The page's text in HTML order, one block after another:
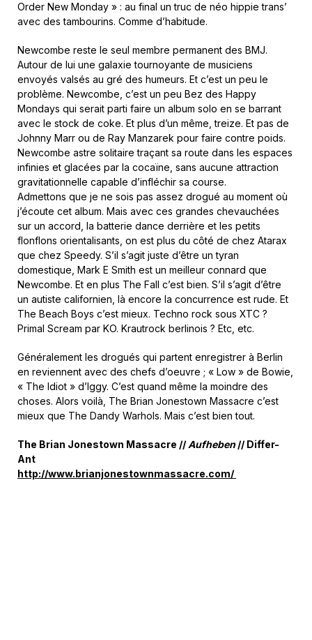
Order New Monday » : au final un truc de néo hippie trans’
avec des tambourins. Comme d’habitude.
Newcombe reste le seul membre permanent des BMJ.
Autour de lui une galaxie tournoyante de musiciens
envoyés valsés au gré des humeurs. Et c’est un peu le
problème. Newcombe, c’est un peu Bez des Happy
Mondays qui serait parti faire un album solo en se barrant
avec le stock de coke. Et plus d’un même, treize. Et pas de
Johnny Marr ou de Ray Manzarek pour faire contre poids.
Newcombe astre solitaire traçant sa route dans les espaces
infinies et glacées par la cocaïne, sans aucune attraction
gravitationnelle capable d’infléchir sa course.
Admettons que je ne sois pas assez drogué au moment où
j’écoute cet album. Mais avec ces grandes chevauchées
sur un accord, la batterie dance derrière et les petits
flonflons orientalisants, on est plus du côté de chez Atarax
que chez Speedy. S’il s’agit juste d’être un tyran
domestique, Mark E Smith est un meilleur connard que
Newcombe. Et en plus The Fall c’est bien. S’il s’agit d’être
un autiste californien, là encore la concurrence est rude. Et
The Beach Boys c’est mieux. Techno rock sous XTC ?
Primal Scream par KO. Krautrock berlinois ? Etc, etc.
Généralement les drogués qui partent enregistrer à Berlin
en reviennent avec des chefs d’oeuvre ; « Low » de Bowie,
« The Idiot » d’Iggy. C’est quand même la moindre des
choses. Alors voilà, The Brian Jonestown Massacre c’est
mieux que The Dandy Warhols. Mais c’est bien tout.
The Brian Jonestown Massacre // Aufheben// Differ-
Ant
http://www.brianjonestownmassacre.com/